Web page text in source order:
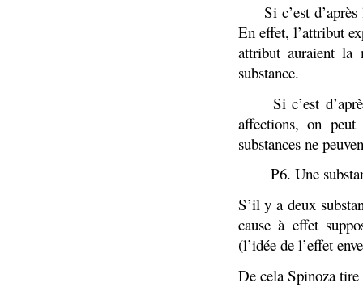
Si c’est
En effet, l’attribut
attribut auraient la
substance.
Si c’est
affections, on
substances ne
P6. Une
S’il y a deux
cause à effet
(l’idée de l’effet
De cela Spinoza